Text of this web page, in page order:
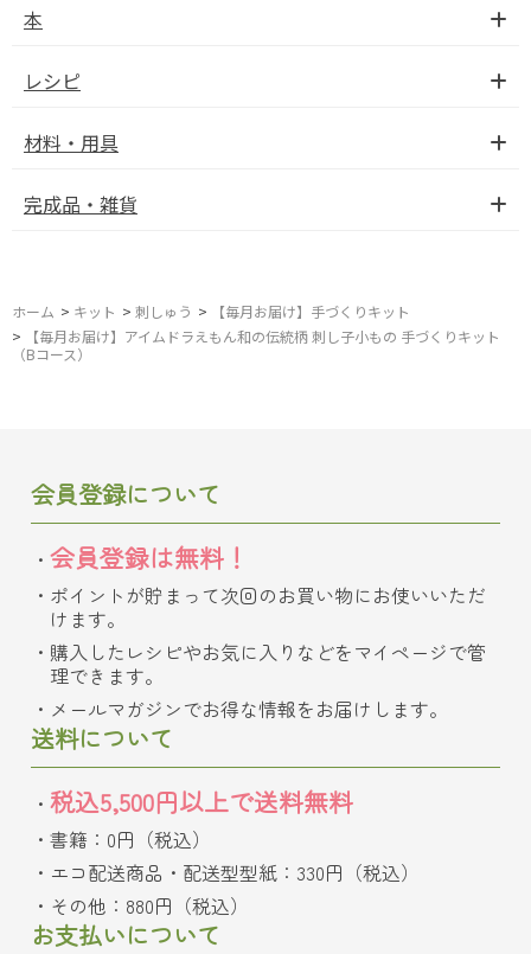
本
レシピ
材料・用具
完成品・雑貨
ホーム > キット > 刺しゅう >
【毎月お届け】手づくりキット
>
【毎月お届け】アイムドラえもん和の伝統柄 刺し子小もの 手づくりキット
（Bコース）
会員登録について
会員登録は無料！
ポイントが貯まって次回のお買い物にお使いいただ
けます。
購入したレシピやお気に入りなどをマイページで管
理できます。
メールマガジンでお得な情報をお届けします。
送料について
税込5,500円以上で送料無料
書籍：0円（税込）
エコ配送商品・配送型型紙：330円（税込）
その他：880円（税込）
お支払いについて